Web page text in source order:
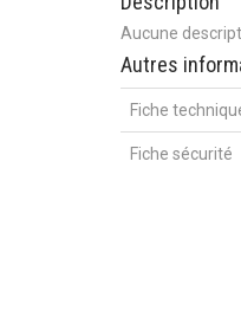
Aucune
Autres
Fiche
Fiche sécurité